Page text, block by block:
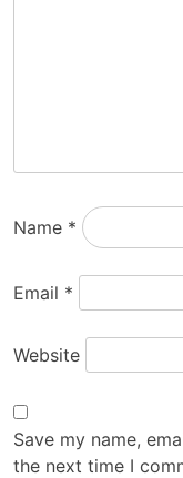
Name *
Email *
Website
Save my name,
the next time I